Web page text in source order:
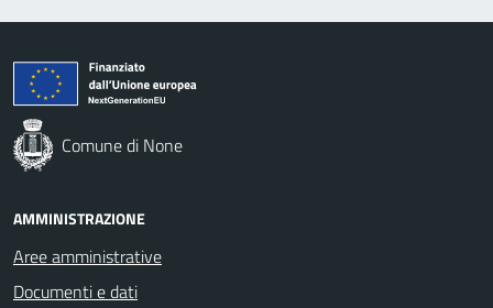
Comune di None
AMMINISTRAZIONE
Aree amministrative
Documenti e dati